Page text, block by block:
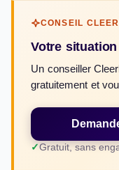
CONSEIL
Votre
Un conseiller
gratuitement et
Gratuit, sans